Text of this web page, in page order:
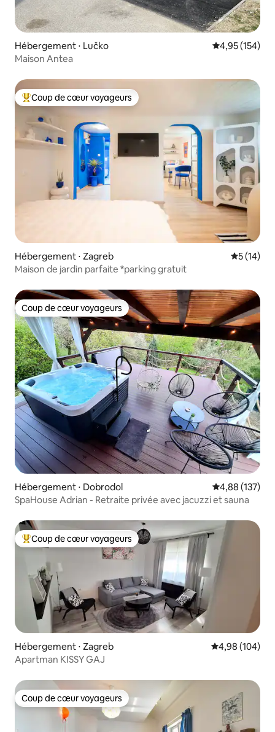
Hébergement ⋅ Lučko Évaluation
4,95 (154)
Maison Antea
Coups de cœur voyageurs les plus appréciés
Coup de cœur voyageurs
Hébergement ⋅ Zagreb
5 (14)
Maison de jardin parfaite *parking gratuit
Coup de cœur voyageurs
Coup de cœur voyageurs
Hébergement ⋅ Dobrodol Évaluation
4,88 (137)
SpaHouse Adrian - Retraite privée avec jacuzzi et sauna
Coups de cœur voyageurs les plus appréciés
Coup de cœur voyageurs
Hébergement ⋅ Zagreb Évaluation
4,98 (104)
Apartman KISSY GAJ
Coup de cœur voyageurs
Coup de cœur voyageurs